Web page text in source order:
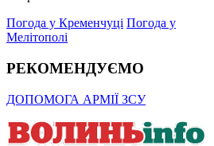
Погода у Кременчуці Погода у
Мелітополі
РЕКОМЕНДУЄМО
ДОПОМОГА АРМІЇ ЗСУ